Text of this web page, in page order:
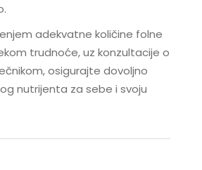
adekvatne količine folne
trudnoće, uz konzultacije o
osigurajte dovoljno
nutrijenta za sebe i svoju